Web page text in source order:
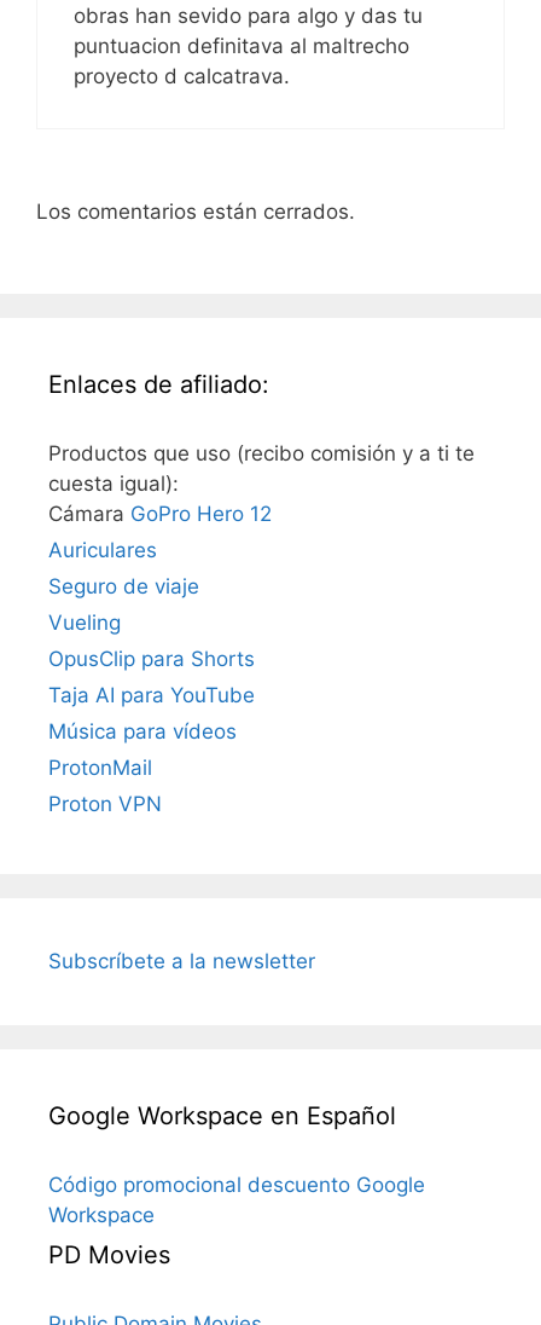
obras han sevido para algo y das tu
puntuacion definitava al maltrecho
proyecto d calcatrava.
Los comentarios están cerrados.
Enlaces de afiliado:
Productos que uso (recibo comisión y a ti te
cuesta igual):
Cámara GoPro Hero 12
Auriculares
Seguro de viaje
Vueling
OpusClip para Shorts
Taja AI para YouTube
Música para vídeos
ProtonMail
Proton VPN
Subscríbete a la newsletter
Google Workspace en Español
Código promocional descuento Google
Workspace
PD Movies